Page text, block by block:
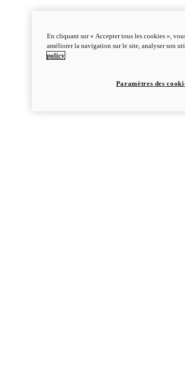
En cliquant sur « Accepter tous les cookies »,
améliorer la navigation sur le site, analyser son
policy
Paramètres des